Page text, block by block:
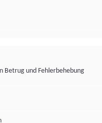
Betrug und Fehlerbehebung